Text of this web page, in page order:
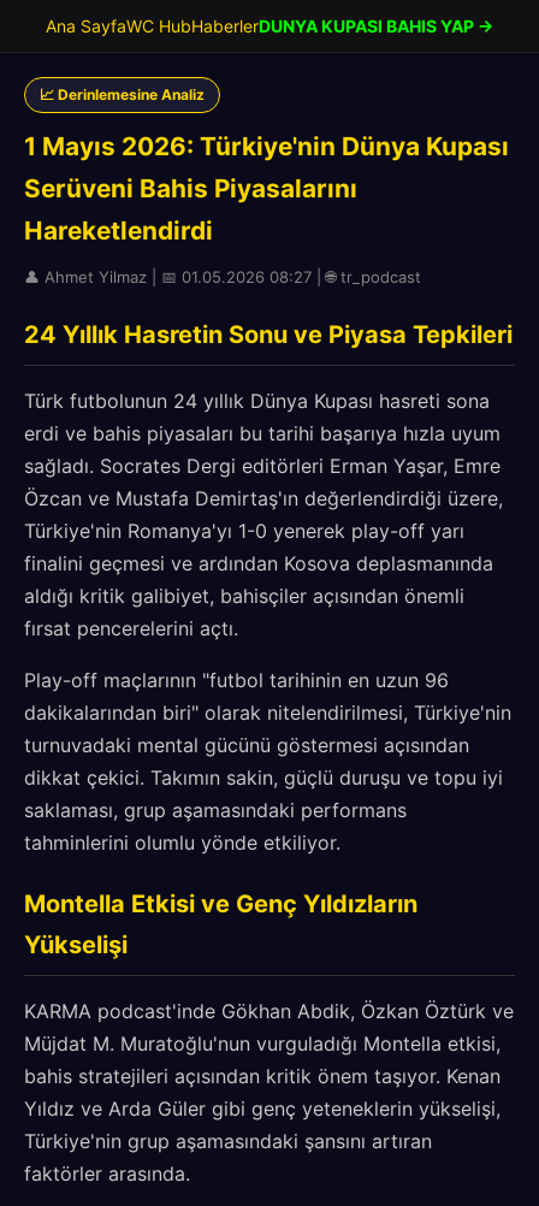
Ana SayfaWC HubHaberlerDUNYA KUPASI BAHIS YAP →
📈 Derinlemesine Analiz
1 Mayıs 2026: Türkiye'nin Dünya Kupası
Serüveni Bahis Piyasalarını
Hareketlendirdi
👤 Ahmet Yilmaz | 📅 01.05.2026 08:27 | 🌐 tr_podcast
24 Yıllık Hasretin Sonu ve Piyasa Tepkileri
Türk futbolunun 24 yıllık Dünya Kupası hasreti sona
erdi ve bahis piyasaları bu tarihi başarıya hızla uyum
sağladı. Socrates Dergi editörleri Erman Yaşar, Emre
Özcan ve Mustafa Demirtaş'ın değerlendirdiği üzere,
Türkiye'nin Romanya'yı 1-0 yenerek play-off yarı
finalini geçmesi ve ardından Kosova deplasmanında
aldığı kritik galibiyet, bahisçiler açısından önemli
fırsat pencerelerini açtı.
Play-off maçlarının "futbol tarihinin en uzun 96
dakikalarından biri" olarak nitelendirilmesi, Türkiye'nin
turnuvadaki mental gücünü göstermesi açısından
dikkat çekici. Takımın sakin, güçlü duruşu ve topu iyi
saklaması, grup aşamasındaki performans
tahminlerini olumlu yönde etkiliyor.
Montella Etkisi ve Genç Yıldızların
Yükselişi
KARMA podcast'inde Gökhan Abdik, Özkan Öztürk ve
Müjdat M. Muratoğlu'nun vurguladığı Montella etkisi,
bahis stratejileri açısından kritik önem taşıyor. Kenan
Yıldız ve Arda Güler gibi genç yeteneklerin yükselişi,
Türkiye'nin grup aşamasındaki şansını artıran
faktörler arasında.